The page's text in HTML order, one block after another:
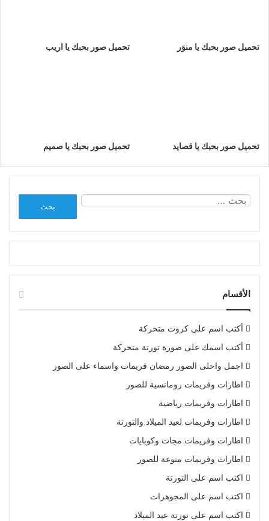
تحميل صور بحبك يا منوَر تحميل صور بحبك يا اريب
تحميل صور بحبك يا قصايد تحميل صور بحبك يا صميم
الأقسام
أكتب اسم على كروت متحركة
أكتب اسمك على صورة تورتة متحركة
اجمل واحلى الصور رمضان فريمات واسماء على الصور
اطارات وفريمات رومانسية للصور
اطارات وفريمات رياضية
اطارات وفريمات لعيد الميلاد والتورتة
اطارات وفريمات مجات وكوبايات
اطارات وفريمات منوعة للصور
اكتب اسم على التورتة
اكتب اسم على المجوهرات
اكتب اسم على تورتة عيد الميلاد